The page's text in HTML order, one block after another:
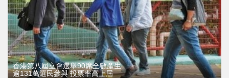
香港第八屆立會選舉90席全數產生
逾131萬選民參與 投票率高上屆